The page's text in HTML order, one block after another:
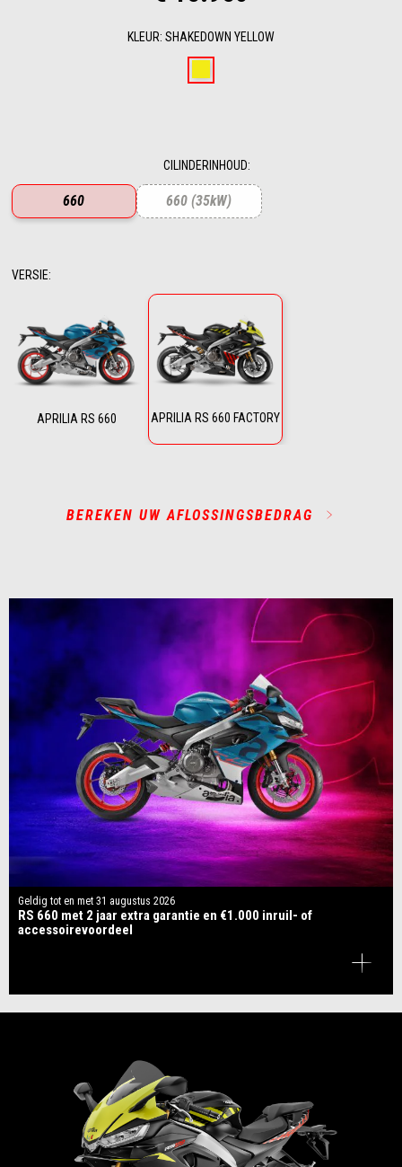
KLEUR: SHAKEDOWN YELLOW
CILINDERINHOUD:
660 660 (35kW)
VERSIE:
APRILIA RS 660 APRILIA RS 660 FACTORY
BEREKEN UW AFLOSSINGSBEDRAG
Geldig tot en met 31 augustus 2026
RS 660 met 2 jaar extra garantie en €1.000 inruil- of
accessoirevoordeel